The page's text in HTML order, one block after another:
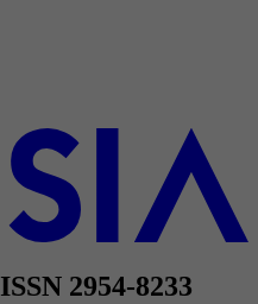
ISSN 2954-8233